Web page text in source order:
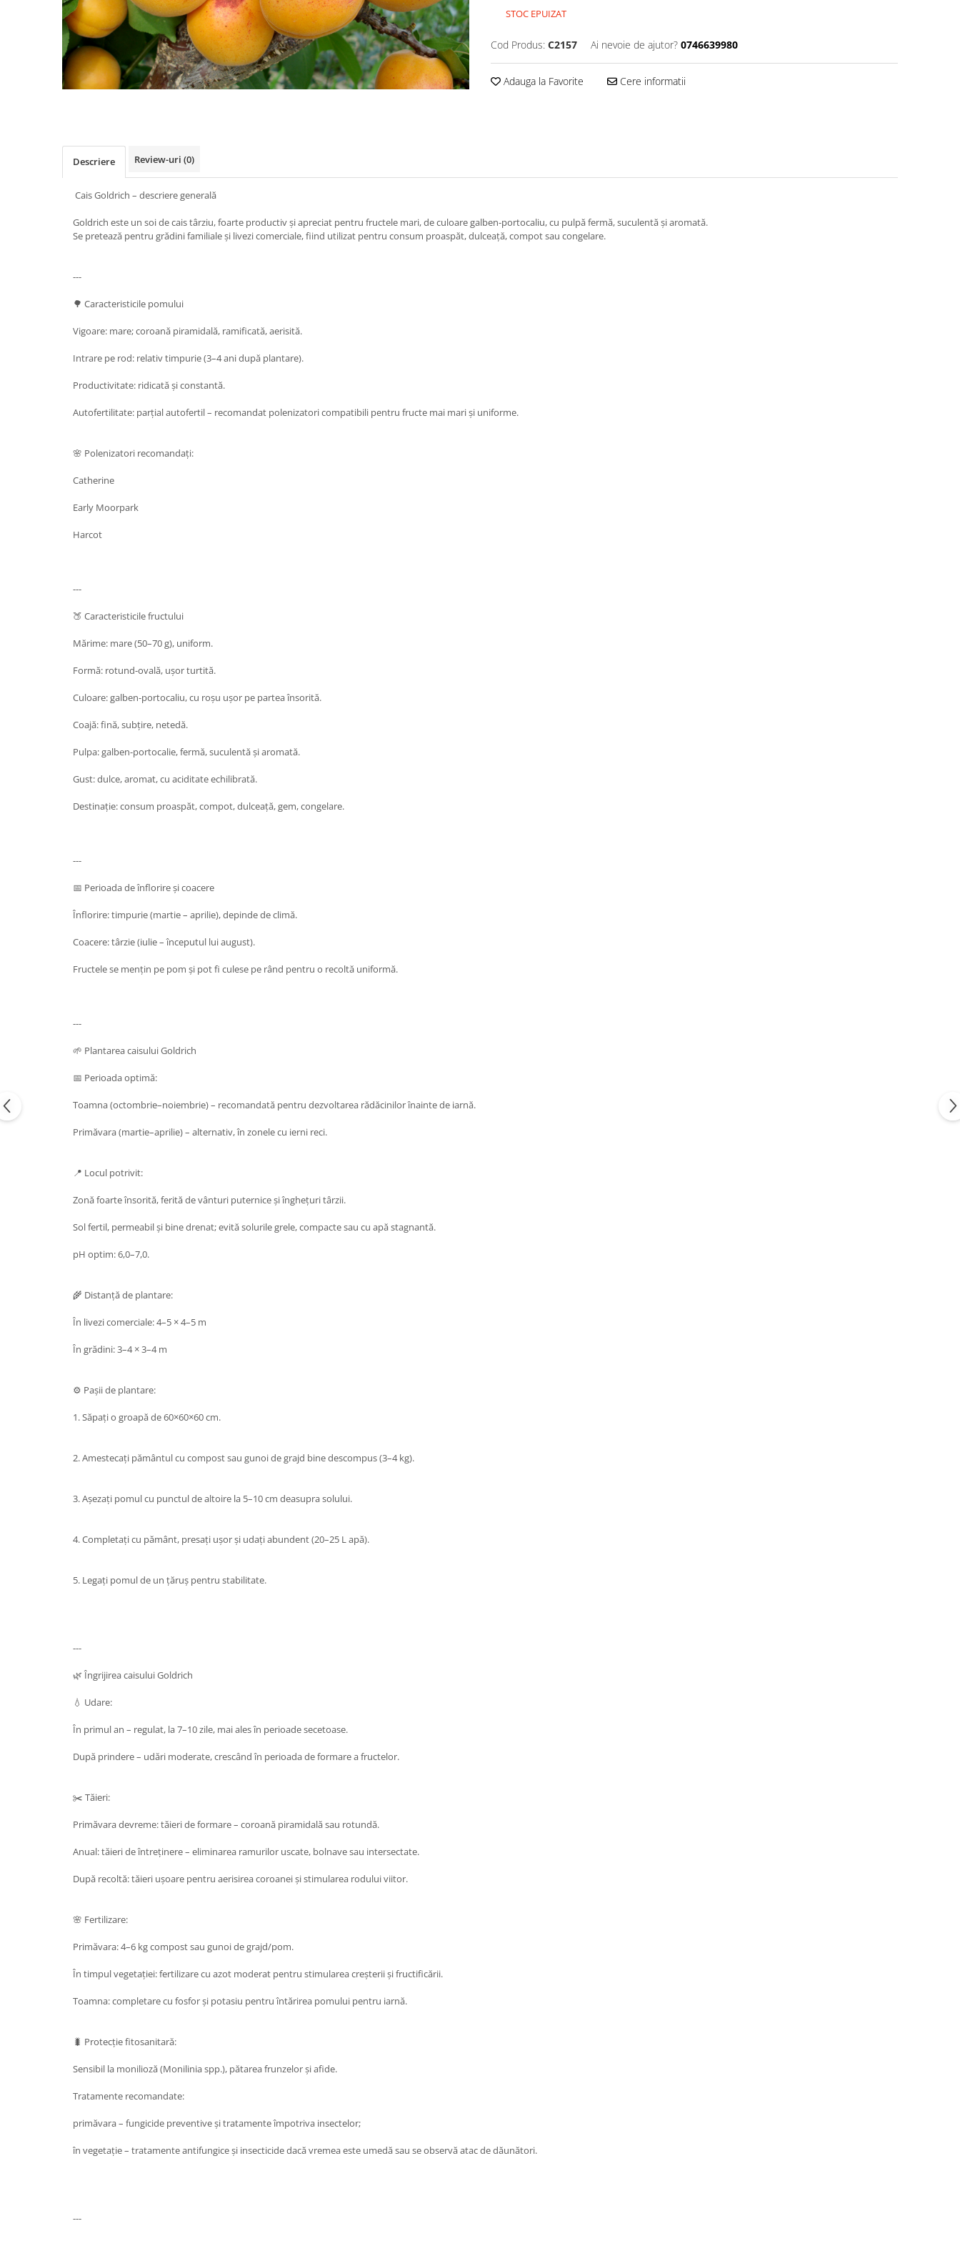
STOC EPUIZAT
Cod Produs: C2157 Ai nevoie de ajutor? 0746639980
Adauga la Favorite Cere informatii
Descriere Review-uri (0)
Cais Goldrich – descriere generală
Goldrich este un soi de cais târziu, foarte productiv și apreciat pentru fructele mari, de culoare galben-portocaliu, cu pulpă fermă, suculentă și aromată.
Se pretează pentru grădini familiale și livezi comerciale, fiind utilizat pentru consum proaspăt, dulceață, compot sau congelare.
---
🌳 Caracteristicile pomului
Vigoare: mare; coroană piramidală, ramificată, aerisită.
Intrare pe rod: relativ timpurie (3–4 ani după plantare).
Productivitate: ridicată și constantă.
Autofertilitate: parțial autofertil – recomandat polenizatori compatibili pentru fructe mai mari și uniforme.
🌸 Polenizatori recomandați:
Catherine
Early Moorpark
Harcot
---
🍑 Caracteristicile fructului
Mărime: mare (50–70 g), uniform.
Formă: rotund-ovală, ușor turtită.
Culoare: galben-portocaliu, cu roșu ușor pe partea însorită.
Coajă: fină, subțire, netedă.
Pulpa: galben-portocalie, fermă, suculentă și aromată.
Gust: dulce, aromat, cu aciditate echilibrată.
Destinație: consum proaspăt, compot, dulceață, gem, congelare.
---
📅 Perioada de înflorire și coacere
Înflorire: timpurie (martie – aprilie), depinde de climă.
Coacere: târzie (iulie – începutul lui august).
Fructele se mențin pe pom și pot fi culese pe rând pentru o recoltă uniformă.
---
🌱 Plantarea caisului Goldrich
📅 Perioada optimă:
Toamna (octombrie–noiembrie) – recomandată pentru dezvoltarea rădăcinilor înainte de iarnă.
Primăvara (martie–aprilie) – alternativ, în zonele cu ierni reci.
📍 Locul potrivit:
Zonă foarte însorită, ferită de vânturi puternice și înghețuri târzii.
Sol fertil, permeabil și bine drenat; evită solurile grele, compacte sau cu apă stagnantă.
pH optim: 6,0–7,0.
🌾 Distanță de plantare:
În livezi comerciale: 4–5 × 4–5 m
În grădini: 3–4 × 3–4 m
⚙️ Pașii de plantare:
1. Săpați o groapă de 60×60×60 cm.
2. Amestecați pământul cu compost sau gunoi de grajd bine descompus (3–4 kg).
3. Așezați pomul cu punctul de altoire la 5–10 cm deasupra solului.
4. Completați cu pământ, presați ușor și udați abundent (20–25 L apă).
5. Legați pomul de un țăruș pentru stabilitate.
---
🌿 Îngrijirea caisului Goldrich
💧 Udare:
În primul an – regulat, la 7–10 zile, mai ales în perioade secetoase.
După prindere – udări moderate, crescând în perioada de formare a fructelor.
✂️ Tăieri:
Primăvara devreme: tăieri de formare – coroană piramidală sau rotundă.
Anual: tăieri de întreținere – eliminarea ramurilor uscate, bolnave sau intersectate.
După recoltă: tăieri ușoare pentru aerisirea coroanei și stimularea rodului viitor.
🌸 Fertilizare:
Primăvara: 4–6 kg compost sau gunoi de grajd/pom.
În timpul vegetației: fertilizare cu azot moderat pentru stimularea creșterii și fructificării.
Toamna: completare cu fosfor și potasiu pentru întărirea pomului pentru iarnă.
🐛 Protecție fitosanitară:
Sensibil la monilioză (Monilinia spp.), pătarea frunzelor și afide.
Tratamente recomandate:
primăvara – fungicide preventive și tratamente împotriva insectelor;
în vegetație – tratamente antifungice și insecticide dacă vremea este umedă sau se observă atac de dăunători.
---